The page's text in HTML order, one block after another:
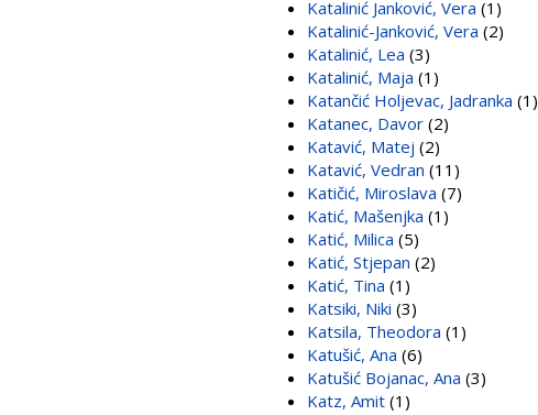
Katalinić Janković, Vera (1)
Katalinić-Janković, Vera (2)
Katalinić, Lea (3)
Katalinić, Maja (1)
Katančić Holjevac, Jadranka (1)
Katanec, Davor (2)
Katavić, Matej (2)
Katavić, Vedran (11)
Katičić, Miroslava (7)
Katić, Mašenjka (1)
Katić, Milica (5)
Katić, Stjepan (2)
Katić, Tina (1)
Katsiki, Niki (3)
Katsila, Theodora (1)
Katušić, Ana (6)
Katušić Bojanac, Ana (3)
Katz, Amit (1)